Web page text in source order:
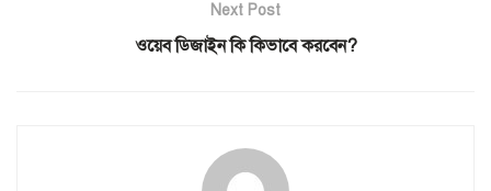
Next Post
ওয়েব ডিজাইন কি কিভাবে করবেন?